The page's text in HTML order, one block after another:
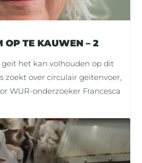
OP TE KAUWEN – 2
geit het kan volhouden op dit
zoekt over circulair geitenvoer,
WUR-onderzoeker Francesca